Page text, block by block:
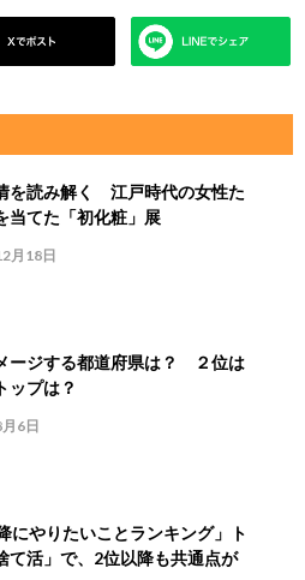
を読み解く 江戸時代の女性た
当てた「初化粧」展
月18日
ージする都道府県は？ ２位は
ップは？
6日
にやりたいことランキング」ト
て活」で、2位以降も共通点が